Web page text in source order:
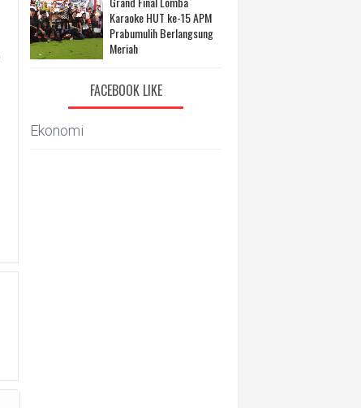
Karaoke HUT ke-15 APM
Prabumulih Berlangsung
Meriah
FACEBOOK LIKE
Ekonomi